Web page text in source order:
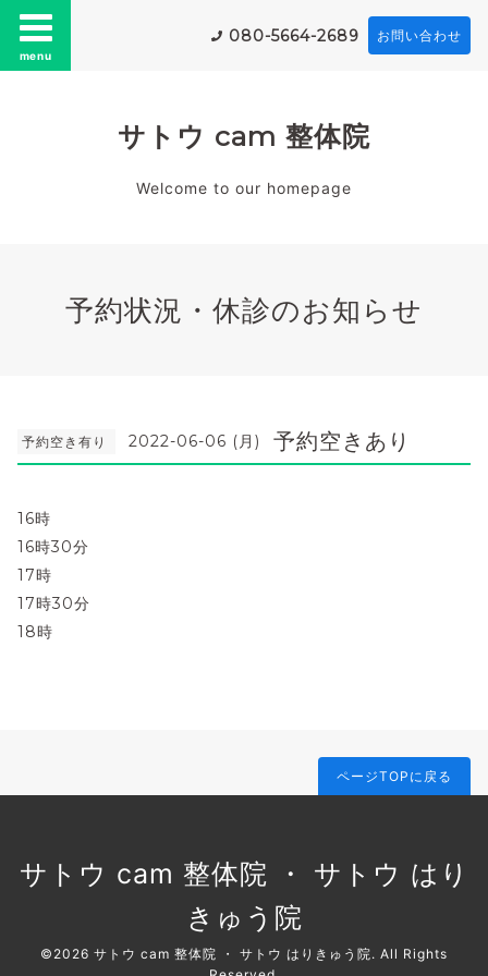
menu
080-5664-2689 お問い合わせ
サトウ cam 整体院
Welcome to our homepage
予約状況・休診のお知らせ
予約空き有り 2022-06-06 (月) 予約空きあり
16時
16時30分
17時
17時30分
18時
ページTOPに戻る
サトウ cam 整体院 ・ サトウ はり
きゅう院
©2026 サトウ cam 整体院 ・ サトウ はりきゅう院. All Rights